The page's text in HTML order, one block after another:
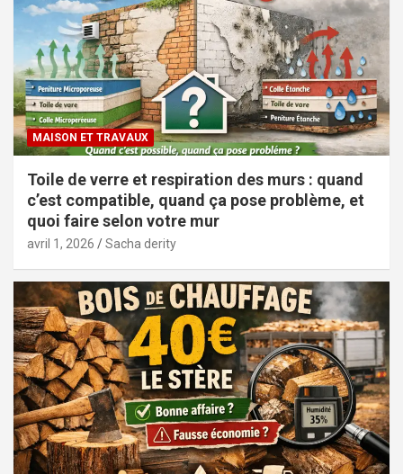
MAISON ET TRAVAUX
Toile de verre et respiration des murs : quand
c’est compatible, quand ça pose problème, et
quoi faire selon votre mur
avril 1, 2026 Sacha derity